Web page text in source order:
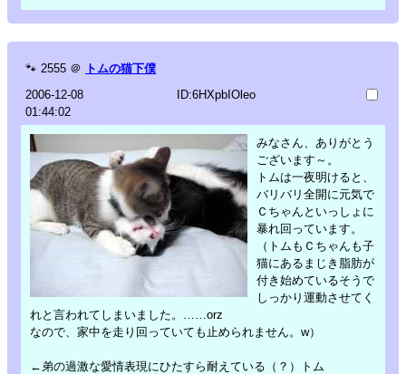
🐾 2555 ＠ トムの猫下僕
2006-12-08
01:44:02
ID:6HXpbIOleo
みなさん、ありがとう
ございます～。
トムは一夜明けると、
バリバリ全開に元気で
Ｃちゃんといっしょに
暴れ回っています。
（トムもＣちゃんも子
猫にあるまじき脂肪が
付き始めているそうで
しっかり運動させてく
れと言われてしまいました。……orz
なので、家中を走り回っていても止められません。w）
←弟の過激な愛情表現にひたすら耐えている（？）トム